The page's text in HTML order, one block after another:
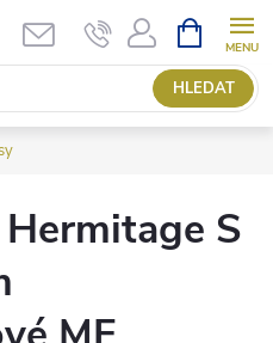
HLEDAT
NÁKUPNÍ
KOŠÍK
S